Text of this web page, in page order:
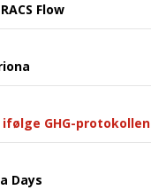
Flow
GHG-protokollen
Days